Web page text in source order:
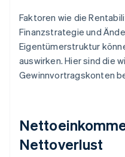
Faktoren wie die
Finanzstrategie und
Eigentümerstruktur
auswirken. Hier sind die
Gewinnvortragskonten
Nettoverlust